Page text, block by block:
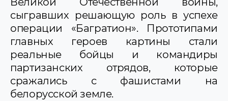
сыгравших решающую роль в успехе
операции «Багратион». Прототипами
главных героев картины стали
реальные бойцы и командиры
партизанских отрядов, которые
сражались с фашистами на
белорусской земле.